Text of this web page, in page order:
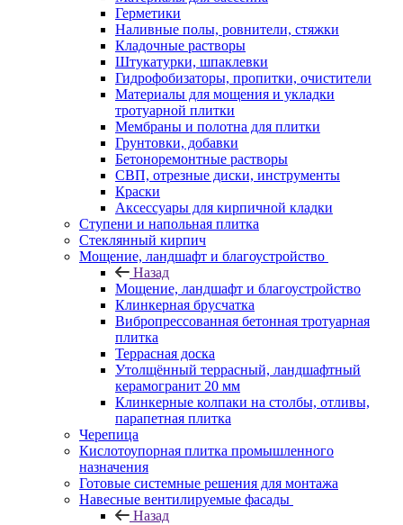
Герметики
Наливные полы, ровнители, стяжки
Кладочные растворы
Штукатурки, шпаклевки
Гидрофобизаторы, пропитки, очистители
Материалы для мощения и укладки
тротуарной плитки
Мембраны и полотна для плитки
Грунтовки, добавки
Бетоноремонтные растворы
СВП, отрезные диски, инструменты
Краски
Аксессуары для кирпичной кладки
Ступени и напольная плитка
Cтеклянный кирпич
Мощение, ландшафт и благоустройство
Назад
Мощение, ландшафт и благоустройство
Клинкерная брусчатка
Вибропрессованная бетонная тротуарная
плитка
Террасная доска
Утолщённый террасный, ландшафтный
керамогранит 20 мм
Клинкерные колпаки на столбы, отливы,
парапетная плитка
Черепица
Кислотоупорная плитка промышленного
назначения
Готовые системные решения для монтажа
Навесные вентилируемые фасады
Назад